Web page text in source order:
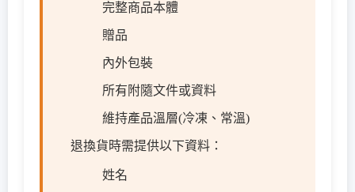
完整商品本體
贈品
內外包裝
所有附隨文件或資料
維持產品溫層(冷凍、常溫)
退換貨時需提供以下資料：
姓名